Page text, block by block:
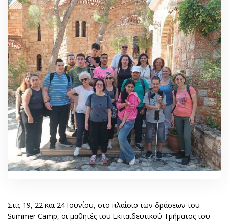
Στις 19, 22 και 24 Ιουνίου, στο πλαίσιο των δράσεων του
Summer Camp, οι μαθητές του Εκπαιδευτικού Τμήματος του